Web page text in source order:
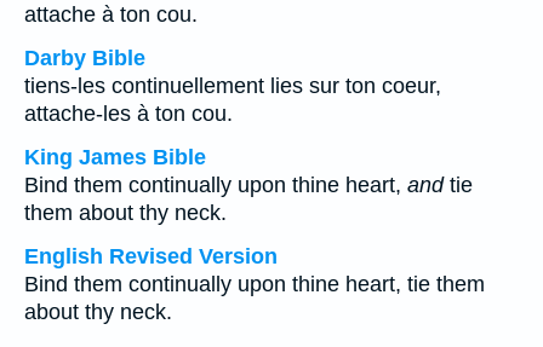
attache à ton cou.
Darby Bible
tiens-les continuellement lies sur ton coeur,
attache-les à ton cou.
King James Bible
Bind them continually upon thine heart, andtie
them about thy neck.
English Revised Version
Bind them continually upon thine heart, tie them
about thy neck.